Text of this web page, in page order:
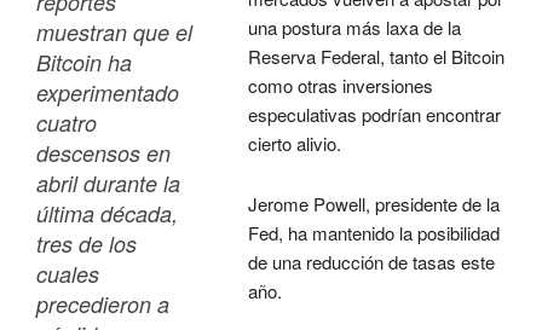
muestran que el
Bitcoin ha
experimentado
cuatro
descensos en
abril durante la
última década,
tres de los
cuales
precedieron a
una postura más laxa de la
Reserva Federal, tanto el Bitcoin
como otras inversiones
especulativas podrían encontrar
cierto alivio.
Jerome Powell, presidente de la
Fed, ha mantenido la posibilidad
de una reducción de tasas este
año.